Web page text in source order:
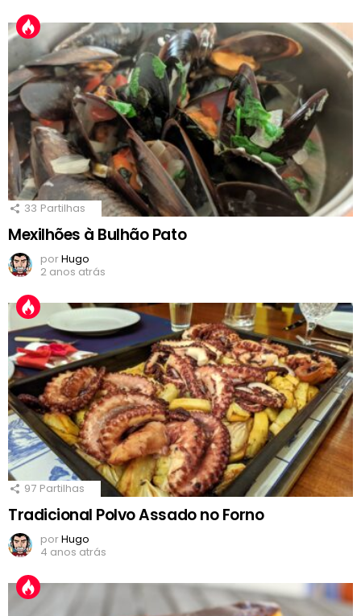
33 Partilhas
Mexilhões à Bulhão Pato
porHugo
2 anos atrás
97 Partilhas
Tradicional Polvo Assado no Forno
porHugo
4 anos atrás